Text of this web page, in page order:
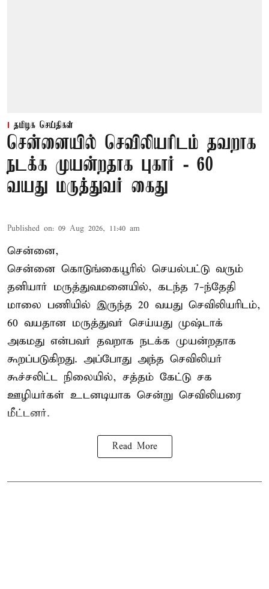
தமிழக செய்திகள்
சென்னையில் செவிலியரிடம் தவறாக
நடக்க முயன்றதாக புகார் - 60
வயது மருத்துவர் கைது
Published on: 09 Aug 2026, 11:40 am
சென்னை,
சென்னை கொடுங்கையூரில் செயல்பட்டு வரும்
தனியார் மருத்துவமனையில், கடந்த 7-ந்தேதி
மாலை பணியில் இருந்த 20 வயது செவிலியரிடம்,
60 வயதான மருத்துவர் செய்யது முஷ்டாக்
அகமது என்பவர் தவறாக நடக்க முயன்றதாக
கூறப்படுகிறது. அப்போது அந்த செவிலியர்
கூச்சலிட்ட நிலையில், சத்தம் கேட்டு சக
ஊழியர்கள் உடனடியாக சென்று செவிலியரை
மீட்டனர்.
Read More